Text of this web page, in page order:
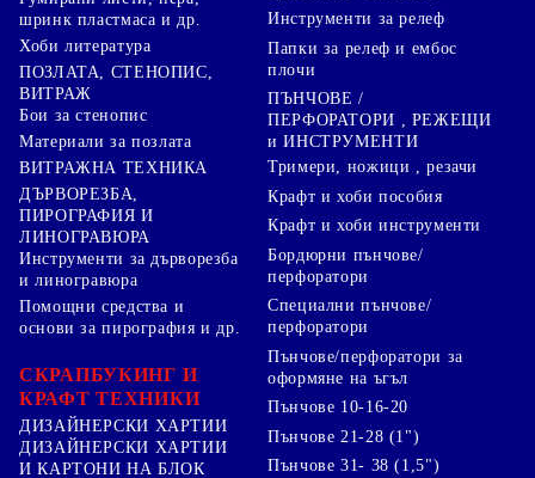
шринк пластмаса и др.
Хоби литература
ПОЗЛАТА, СТЕНОПИС,
ВИТРАЖ
Бои за стенопис
Материали за позлата
ВИТРАЖНА ТЕХНИКА
ДЪРВОРЕЗБА,
ПИРОГРАФИЯ И
ЛИНОГРАВЮРА
Инструменти за дърворезба
и линогравюра
Помощни средства и
основи за пирография и др.
СКРАПБУКИНГ И
КРАФТ ТЕХНИКИ
ДИЗАЙНЕРСКИ ХАРТИИ
ДИЗАЙНЕРСКИ ХАРТИИ
И КАРТОНИ НА БЛОК
Инструменти за релеф
Папки за релеф и ембос
плочи
ПЪНЧОВЕ /
ПЕРФОРАТОРИ , РЕЖЕЩИ
и ИНСТРУМЕНТИ
Тримери, ножици , резачи
Крафт и хоби пособия
Крафт и хоби инструменти
Бордюрни пънчове/
перфоратори
Специални пънчове/
перфоратори
Пънчове/перфоратори за
оформяне на ъгъл
Пънчове 10-16-20
Пънчове 21-28 (1")
Пънчове 31- 38 (1,5")